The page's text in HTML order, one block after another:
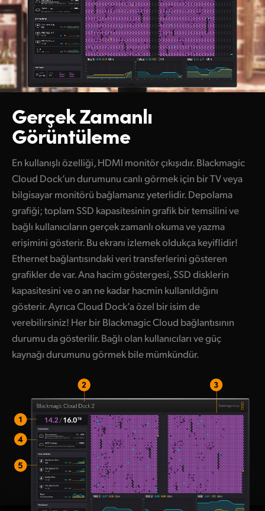
Gerçek Zamanlı
Görüntüleme
En kullanışlı özelliği, HDMI monitör çıkışıdır. Blackmagic
Cloud Dock’un durumunu canlı görmek için bir TV veya
bilgisayar monitörü bağlamanız yeterlidir. Depolama
grafiği; toplam SSD kapasitesinin grafik bir temsilini ve
bağlı kullanıcıların gerçek zamanlı okuma ve yazma
erişimini gösterir. Bu ekranı izlemek oldukça keyiflidir!
Ethernet bağlantısındaki veri transferlerini gösteren
grafikler de var. Ana hacim göstergesi, SSD disklerin
kapasitesini ve o an ne kadar hacmin kullanıldığını
gösterir. Ayrıca Cloud Dock’a özel bir isim de
verebilirsiniz! Her bir Blackmagic Cloud bağlantısının
durumu da gösterilir. Bağlı olan kullanıcıları ve güç
kaynağı durumunu görmek bile mümkündür.